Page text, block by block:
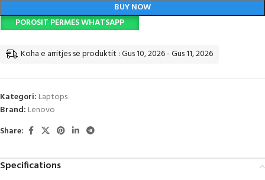
BUY NOW
POROSIT PERMES WHATSAPP
Koha e arritjes së produktit : Gus 10, 2026 - Gus 11, 2026
Kategori: Laptops
Brand: Lenovo
Share:
Specifications